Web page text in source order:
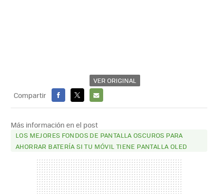
VER ORIGINAL
Compartir
FACEBOOK
X
E-
MAIL
Más información en el post
LOS MEJORES FONDOS DE PANTALLA OSCUROS PARA
AHORRAR BATERÍA SI TU MÓVIL TIENE PANTALLA OLED